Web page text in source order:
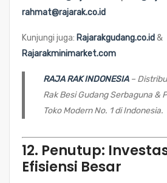
rahmat@rajarak.co.id
Kunjungi juga: Rajarakgudang.co.id&
Rajarakminimarket.com
RAJA RAK INDONESIA–
Rak Besi Gudang Serbaguna &
Toko Modern No. 1 di Indonesia.
12. Penutup:
Efisiensi Besar